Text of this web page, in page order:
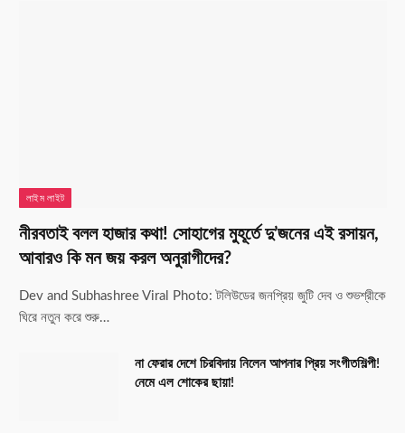
লাইম লাইট
নীরবতাই বলল হাজার কথা! সোহাগের মুহূর্তে দু’জনের এই রসায়ন,
আবারও কি মন জয় করল অনুরাগীদের?
Dev and Subhashree Viral Photo: টলিউডের জনপ্রিয় জুটি দেব ও শুভশ্রীকে
ঘিরে নতুন করে শুরু…
না ফেরার দেশে চিরবিদায় নিলেন আপনার প্রিয় সংগীতশিল্পী!
নেমে এল শোকের ছায়া!